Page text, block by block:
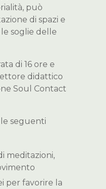
può
di spazi e
soglie delle
di 16 ore e
didattico
Soul Contact
seguenti
meditazioni,
per favorire la